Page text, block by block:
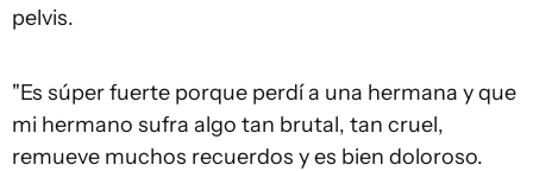
pelvis.
"Es súper fuerte porque perdí a una hermana y que
mi hermano sufra algo tan brutal, tan cruel,
remueve muchos recuerdos y es bien doloroso.